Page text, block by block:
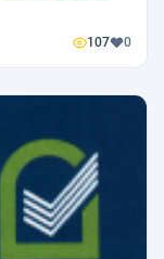
107 0